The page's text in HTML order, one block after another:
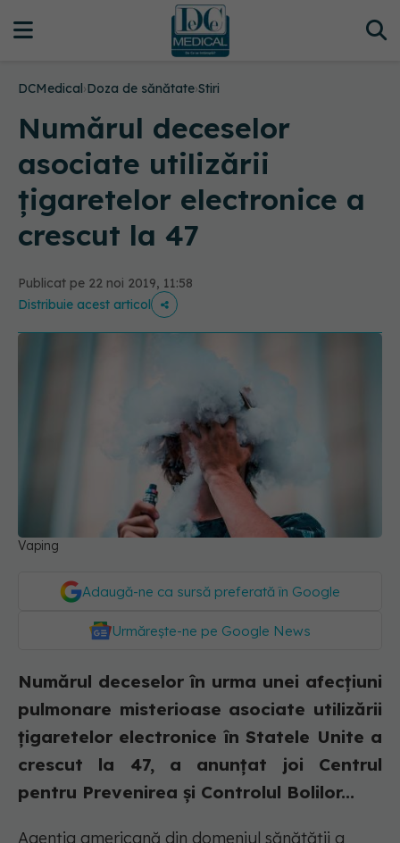
DCMedical›Doza de sănătate›Stiri
Numărul deceselor
asociate utilizării
ţigaretelor electronice a
crescut la 47
Publicat pe 22 noi 2019, 11:58
Distribuie acest articol
Vaping
Adaugă-ne ca sursă preferată în Google
Urmărește-ne pe Google News
Numărul deceselor în urma unei afecţiuni
pulmonare misterioase asociate utilizării
ţigaretelor electronice în Statele Unite a
crescut la 47, a anunţat joi Centrul
pentru Prevenirea şi Controlul Bolilor...
Agenţia americană din domeniul sănătăţii a